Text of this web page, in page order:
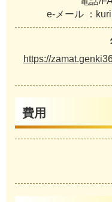
e-メール ：
https://
費用